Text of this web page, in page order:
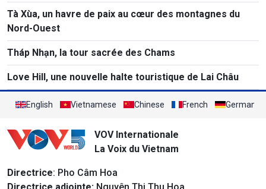
Tà Xùa, un havre de paix au cœur des montagnes du
Nord-Ouest
Tháp Nhạn, la tour sacrée des Chams
Love Hill, une nouvelle halte touristique de Lai Châu
English Vietnamese Chinese French German
VOV Internationale
La Voix du Vietnam
Directrice: Pho Câm Hoa
Directrice adjointe: Nguyên Thi Thu Hoa